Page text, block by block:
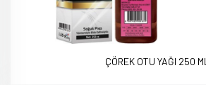
ÇÖREK OTU YAĞI 250 ML